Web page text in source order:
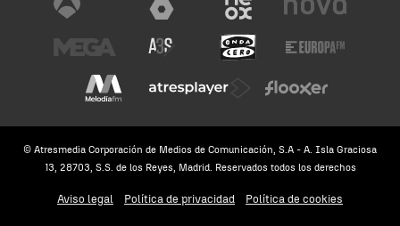
© Atresmedia Corporación de Medios de Comunicación, S.A - A. Isla Graciosa
13, 28703, S.S. de los Reyes, Madrid. Reservados todos los derechos
Aviso legal Política de privacidad Política de cookies